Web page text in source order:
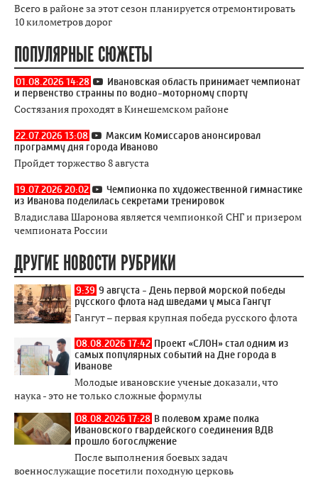
Всего в районе за этот сезон планируется отремонтировать
10 километров дорог
ПОПУЛЯРНЫЕ СЮЖЕТЫ
01.08.2026 14:28
Ивановская область принимает чемпионат
и первенство странны по водно-моторному спорту
Состязания проходят в Кинешемском районе
22.07.2026 13:08
Максим Комиссаров анонсировал
программу дня города Иваново
Пройдет торжество 8 августа
19.07.2026 20:02
Чемпионка по художественной гимнастике
из Иванова поделилась секретами тренировок
Владислава Шаронова является чемпионкой СНГ и призером
чемпионата России
ДРУГИЕ НОВОСТИ РУБРИКИ
9:39 9 августа - День первой морской победы
русского флота над шведами у мыса Гангут
Гангут – первая крупная победа русского флота
08.08.2026 17:42 Проект «СЛОН» стал одним из
самых популярных событий на Дне города в
Иванове
Молодые ивановские ученые доказали, что
наука - это не только сложные формулы
08.08.2026 17:28 В полевом храме полка
Ивановского гвардейского соединения ВДВ
прошло богослужение
После выполнения боевых задач
военнослужащие посетили походную церковь